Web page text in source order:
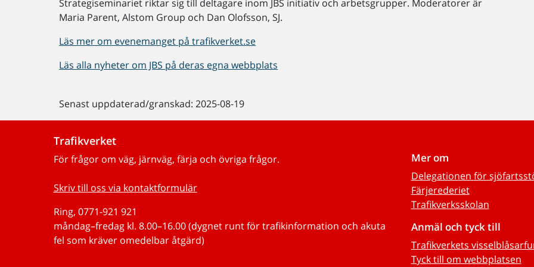
Strategiseminariet riktar sig till deltagare inom JBS initiativ och arbetsgrupper. Moderatorer är
Maria Parent, Alstom Group och Dan Olofsson, SJ.
Läs mer om evenemanget på trafikverket.se
Läs alla nyheter om JBS på deras egna webbplats
Senast uppdaterad/granskad: 2025-08-19
Trafikverket
För frågor om väg, järnväg, färja och övriga frågor.
Skriv till oss via kontaktformulär
Ring, 0771-921 921
måndag–fredag kl. 8.00–16.00 (dygnet runt för trafikinformation och akuta
fel som kräver omedelbar åtgärd)
Mer om
Delegationen för
Färjerederiet
Trafikverksskolan
Anmäl och tyck till
Trafikverkets
Tyck till om webbplatsen